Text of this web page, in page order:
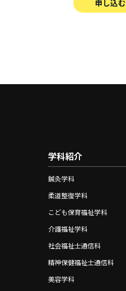
申し込む
学科紹介
鍼灸学科
柔道整復学科
こども保育福祉学科
介護福祉学科
社会福祉士通信科
精神保健福祉士通信科
美容学科